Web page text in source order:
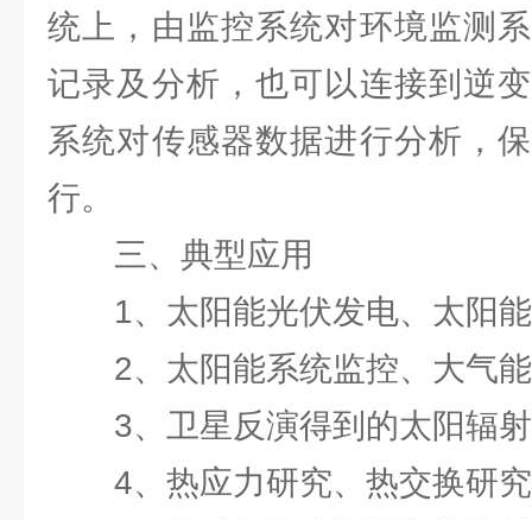
统上，由监控系统对环境监测
记录及分析，也可以连接到逆
系统对传感器数据进行分析，
行。
三、典型应用
1、太阳能光伏发电、太阳能
2、太阳能系统监控、大气能
3、卫星反演得到的太阳辐射
4、热应力研究、热交换研究